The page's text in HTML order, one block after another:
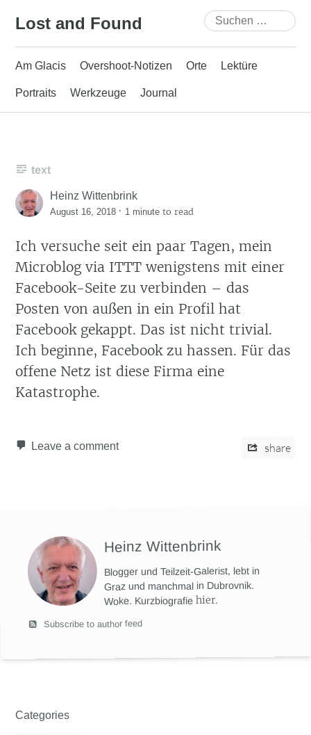
Lost and Found
Suchen
nach:
Am Glacis Overshoot-Notizen Orte Lektüre
Portraits Werkzeuge Journal
text
Heinz Wittenbrink
August 16, 2018 · 1 minute to read
Ich versuche seit ein paar Tagen, mein
Microblog via ITTT wenigstens mit einer
Facebook-Seite zu verbinden – das
Posten von außen in ein Profil hat
Facebook gekappt. Das ist nicht trivial.
Ich beginne, Facebook zu hassen. Für das
offene Netz ist diese Firma eine
Katastrophe.
Leave a comment share
Heinz Wittenbrink
Blogger und Teilzeit-Galerist, lebt in
Graz und manchmal in Dubrovnik.
Woke. Kurzbiografiehier.
Subscribe to author feed
Categories